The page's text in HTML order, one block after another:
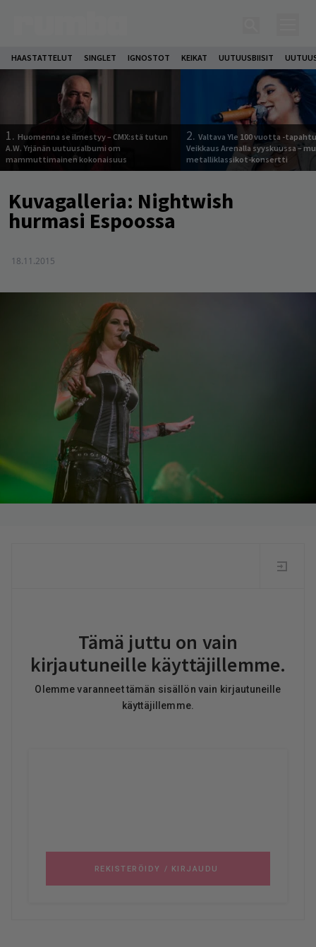
HAASTATTELUT SINGLET IGNOSTOT KEIKAT UUTUUSBIISIT
1. Huomenna se ilmestyy – CMX:stä tutun
A.W. Yrjänän uutuusalbumi om
mammuttimainen kokonaisuus
2. Valtava Yle 100 vuotta -
Veikkaus Arenalla syyskuussa –
metalliklassikot-konsertti
Kuvagalleria: Nightwish
hurmasi Espoossa
18.11.2015